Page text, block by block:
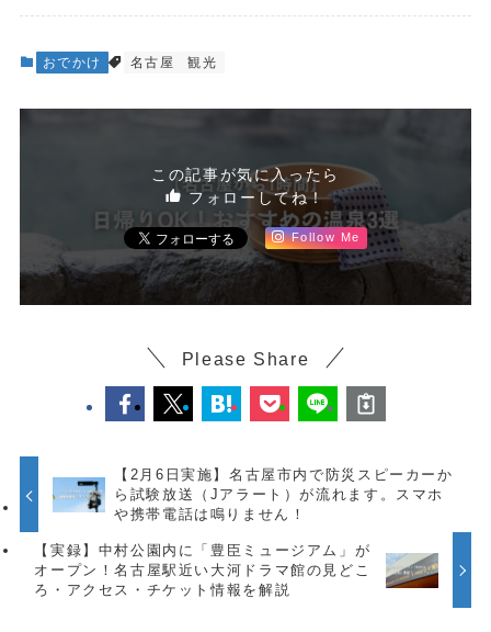
おでかけ 名古屋 観光
この記事が気に入ったら
フォローしてね！
Follow Me
Please Share
【2月6日実施】名古屋市内で防災スピーカーか
ら試験放送（Jアラート）が流れます。スマホ
や携帯電話は鳴りません！
【実録】中村公園内に「豊臣ミュージアム」が
オープン！名古屋駅近い大河ドラマ館の見どこ
ろ・アクセス・チケット情報を解説